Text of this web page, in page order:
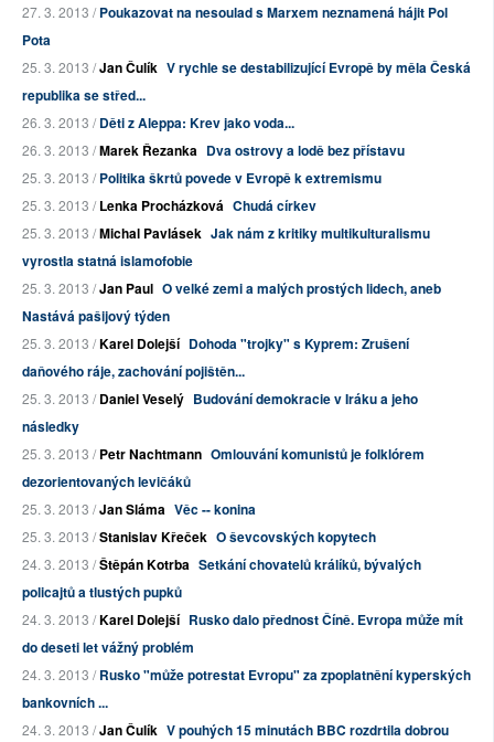
27. 3. 2013 /Poukazovat na nesoulad s Marxem neznamená hájit Pol
Pota
25. 3. 2013 /Jan Čulík V rychle se destabilizující Evropě by měla Česká
republika se střed...
26. 3. 2013 /Děti z Aleppa: Krev jako voda...
26. 3. 2013 /Marek Řezanka Dva ostrovy a lodě bez přístavu
25. 3. 2013 /Politika škrtů povede v Evropě k extremismu
25. 3. 2013 /Lenka Procházková Chudá církev
25. 3. 2013 /Michal Pavlásek Jak nám z kritiky multikulturalismu
vyrostla statná islamofobie
25. 3. 2013 /Jan Paul O velké zemi a malých prostých lidech, aneb
Nastává pašijový týden
25. 3. 2013 /Karel Dolejší Dohoda "trojky" s Kyprem: Zrušení
daňového ráje, zachování pojištěn...
25. 3. 2013 /Daniel Veselý Budování demokracie v Iráku a jeho
následky
25. 3. 2013 /Petr Nachtmann Omlouvání komunistů je folklórem
dezorientovaných levičáků
25. 3. 2013 /Jan Sláma Věc -- konina
25. 3. 2013 /Stanislav Křeček O ševcovských kopytech
24. 3. 2013 /Štěpán Kotrba Setkání chovatelů králíků, bývalých
policajtů a tlustých pupků
24. 3. 2013 /Karel Dolejší Rusko dalo přednost Číně. Evropa může mít
do deseti let vážný problém
24. 3. 2013 /Rusko "může potrestat Evropu" za zpoplatnění kyperských
bankovních ...
24. 3. 2013 /Jan Čulík V pouhých 15 minutách BBC rozdrtila dobrou